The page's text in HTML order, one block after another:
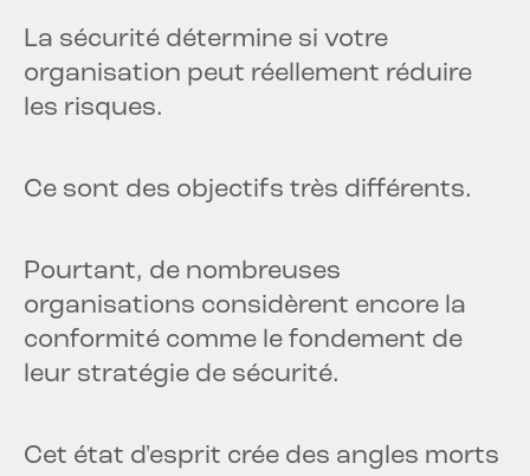
La sécurité détermine si votre
organisation peut réellement réduire
les risques.
Ce sont des objectifs très différents.
Pourtant, de nombreuses
organisations considèrent encore la
conformité comme le fondement de
leur stratégie de sécurité.
Cet état d'esprit crée des angles morts